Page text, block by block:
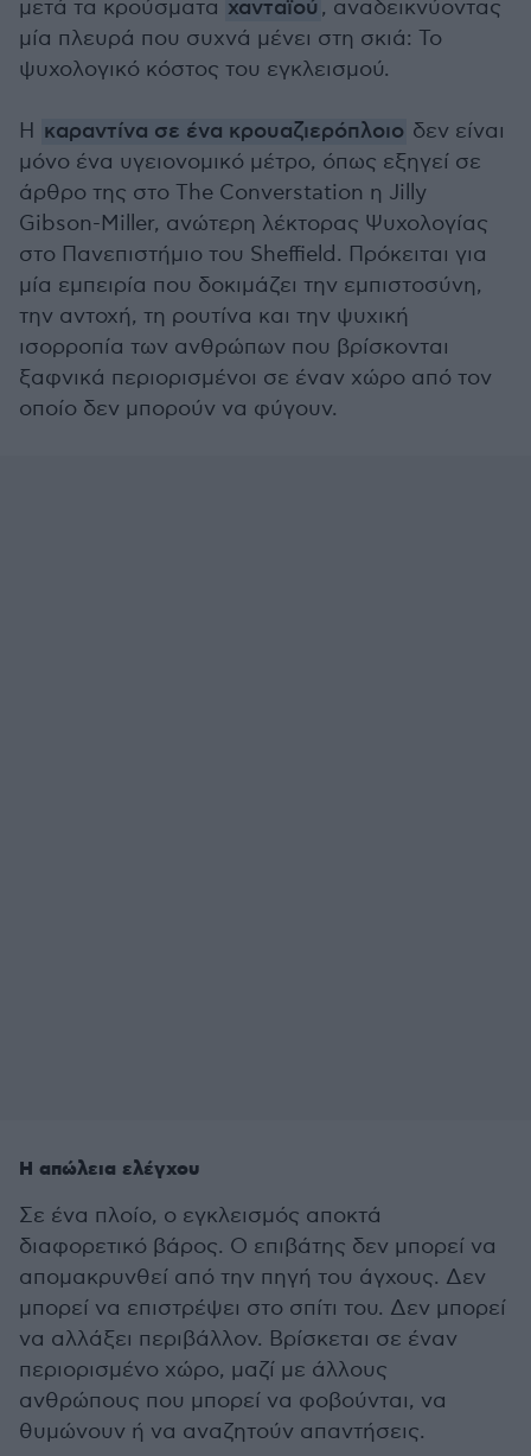
μετά τα κρούσματα χανταϊού , αναδεικνύοντας
μία πλευρά που συχνά μένει στη σκιά: Το
ψυχολογικό κόστος του εγκλεισμού.
Η καραντίνα σε ένα κρουαζιερόπλοιο δεν είναι
μόνο ένα υγειονομικό μέτρο, όπως εξηγεί σε
άρθρο της στο The Converstation η Jilly
Gibson-Miller, ανώτερη λέκτορας Ψυχολογίας
στο Πανεπιστήμιο του Sheffield. Πρόκειται για
μία εμπειρία που δοκιμάζει την εμπιστοσύνη,
την αντοχή, τη ρουτίνα και την ψυχική
ισορροπία των ανθρώπων που βρίσκονται
ξαφνικά περιορισμένοι σε έναν χώρο από τον
οποίο δεν μπορούν να φύγουν.
Η απώλεια ελέγχου
Σε ένα πλοίο, ο εγκλεισμός αποκτά
διαφορετικό βάρος. Ο επιβάτης δεν μπορεί να
απομακρυνθεί από την πηγή του άγχους. Δεν
μπορεί να επιστρέψει στο σπίτι του. Δεν μπορεί
να αλλάξει περιβάλλον. Βρίσκεται σε έναν
περιορισμένο χώρο, μαζί με άλλους
ανθρώπους που μπορεί να φοβούνται, να
θυμώνουν ή να αναζητούν απαντήσεις.